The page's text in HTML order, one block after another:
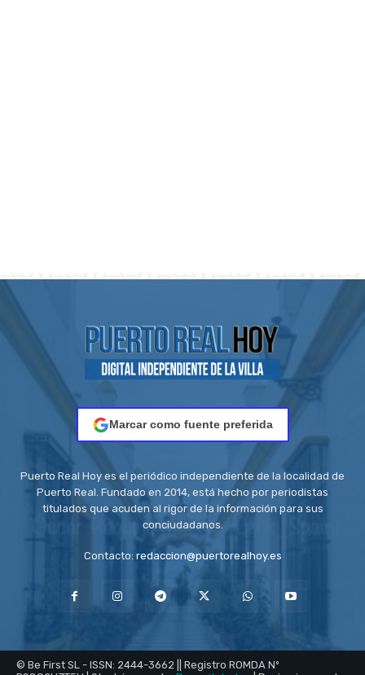
Marcar como fuente preferida
Puerto Real Hoy es el periódico independiente de la localidad de
Puerto Real. Fundado en 2014, está hecho por periodistas
titulados que acuden al rigor de la información para sus
conciudadanos.
Contacto: redaccion@puertorealhoy.es
© Be First SL - ISSN: 2444-3662 || Registro ROMDA Nº